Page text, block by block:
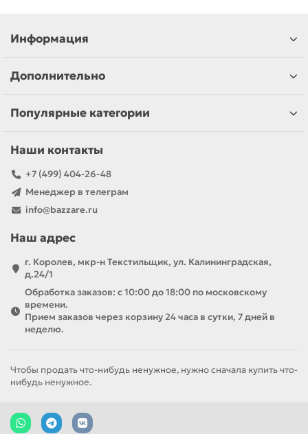
Информация
Дополнительно
Популярные категории
Наши контакты
+7 (499) 404-26-48
Менеджер в телеграм
info@bazzare.ru
Наш адрес
г. Королев, мкр-н Текстильщик, ул. Калининградская,
д.24/1
Обработка заказов: с 10:00 до 18:00 по московскому
времени.
Прием заказов через корзину 24 часа в сутки, 7 дней в
неделю.
Чтобы продать что-нибудь ненужное, нужно сначала купить что-
нибудь ненужное.